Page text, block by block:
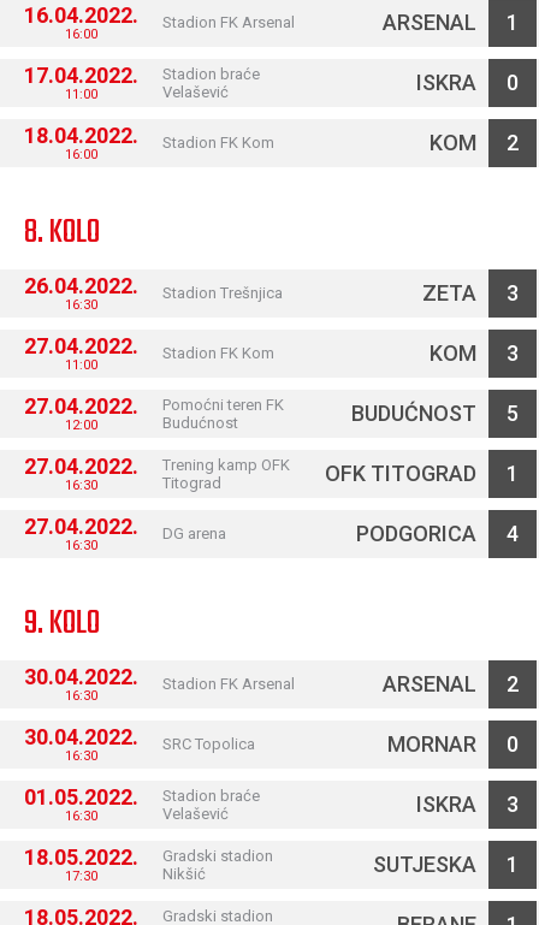
16.04.2022.
16:00
Stadion FK Arsenal ARSENAL 1
17.04.2022.
11:00
Stadion braće
Velašević
ISKRA 0
18.04.2022.
16:00
Stadion FK Kom KOM 2
8. KOLO
26.04.2022.
16:30
Stadion Trešnjica ZETA 3
27.04.2022.
11:00
Stadion FK Kom KOM 3
27.04.2022.
12:00
Pomoćni teren FK
Budućnost
BUDUĆNOST 5
27.04.2022.
16:30
Trening kamp OFK
Titograd
OFK TITOGRAD 1
27.04.2022.
16:30
DG arena PODGORICA 4
9. KOLO
30.04.2022.
16:30
Stadion FK Arsenal ARSENAL 2
30.04.2022.
16:30
SRC Topolica MORNAR 0
01.05.2022.
16:30
Stadion braće
Velašević
ISKRA 3
18.05.2022.
17:30
Gradski stadion
Nikšić
SUTJESKA 1
18.05.2022.
Gradski stadion